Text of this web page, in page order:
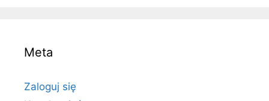
Meta
Zaloguj się